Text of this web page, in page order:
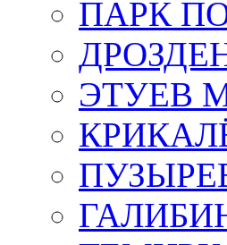
ПАРК
ЭТУЕВ